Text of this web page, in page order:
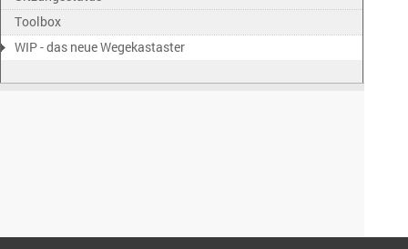
Toolbox
WIP - das neue Wegekastaster